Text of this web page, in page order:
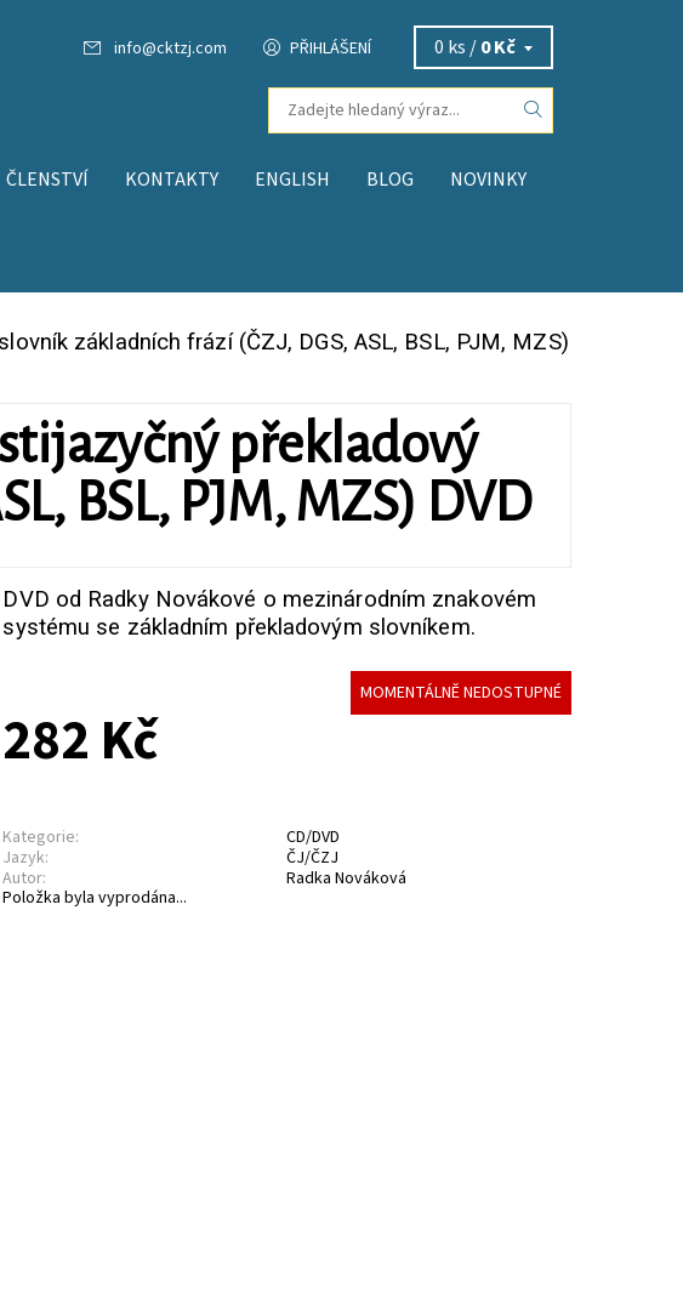
info@cktzj.com PŘIHLÁŠENÍ 0 ks /0 Kč
ČLENSTVÍ KONTAKTY ENGLISH BLOG NOVINKY
základních frází (ČZJ, DGS, ASL, BSL, PJM, MZS)
překladový
BSL, PJM, MZS) DVD
DVD od Radky Novákové o mezinárodním znakovém
systému se základním překladovým slovníkem.
MOMENTÁLNĚ NEDOSTUPNÉ
282 Kč
Kategorie:
CD/DVD
Jazyk:
ČJ/ČZJ
Autor:
Radka Nováková
Položka byla vyprodána...